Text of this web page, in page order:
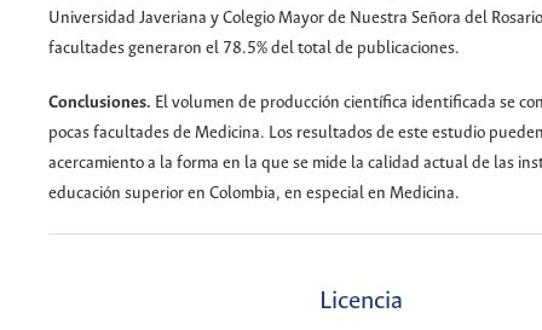
Universidad Javeriana y Colegio Mayor de Nuestra Señora del
facultades generaron el 78.5% del total de publicaciones.
Conclusiones. El volumen de producción científica identificada se
pocas facultades de Medicina. Los resultados de este estudio
acercamiento a la forma en la que se mide la calidad actual de las
educación superior en Colombia, en especial en Medicina.
Licencia